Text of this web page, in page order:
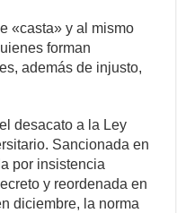
«casta» y al mismo
forman
además de injusto,
desacato a la Ley
Sancionada en
por insistencia
y reordenada en
diciembre, la norma